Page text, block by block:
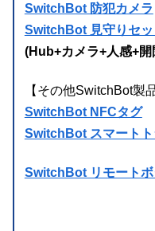
SwitchBot 防犯カメラ
SwitchBot 見守りセッ
(Hub+カメラ+人感+開
【その他SwitchBot製品
SwitchBot NFCタグ
SwitchBot スマートト
SwitchBot リモートボ